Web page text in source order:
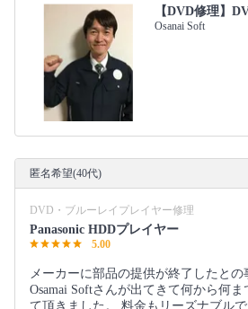
【DVD修理】
Osanai Soft
匿名希望(40代)
DVD・ブルーレイプレイヤー修理
Panasonic HDDプレイヤー
5.00
メーカーに部品の提供が終了したとの
Osamai Softさんが出てきて何から何
て頂きました。 料金もリーズナブル